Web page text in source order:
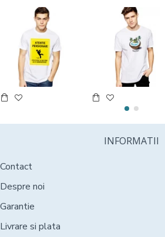
INFORMATII
Contact
Despre noi
Garantie
Livrare si plata